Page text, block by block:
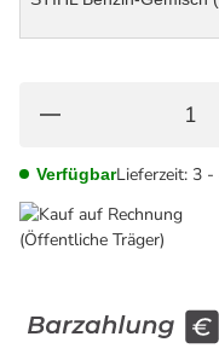
VerfügbarLieferzeit: 3 -